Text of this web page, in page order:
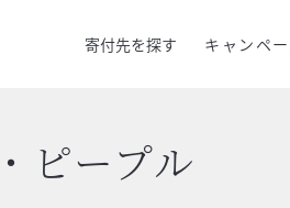
寄付先を探す キャンペー
ピープル